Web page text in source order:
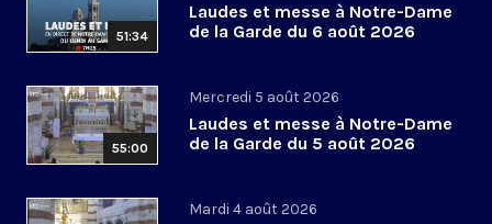
51:34
Laudes et messe à Notre-Dame
de la Garde du 6 août 2026
55:00
Mercredi 5 août 2026
Laudes et messe à Notre-Dame
de la Garde du 5 août 2026
Mardi 4 août 2026